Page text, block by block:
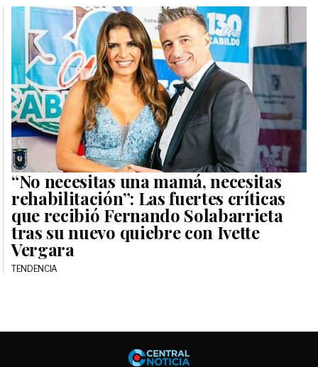
“No necesitas una mamá, necesitas
rehabilitación”: Las fuertes críticas
que recibió Fernando Solabarrieta
tras su nuevo quiebre con Ivette
Vergara
TENDENCIA